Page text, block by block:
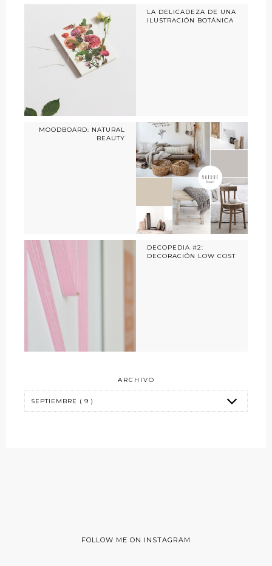
LA DELICADEZA DE UNA
ILUSTRACIÓN BOTÁNICA
MOODBOARD: NATURAL
BEAUTY
DECOPEDIA #2:
DECORACIÓN LOW COST
ARCHIVO
FOLLOW ME ON INSTAGRAM